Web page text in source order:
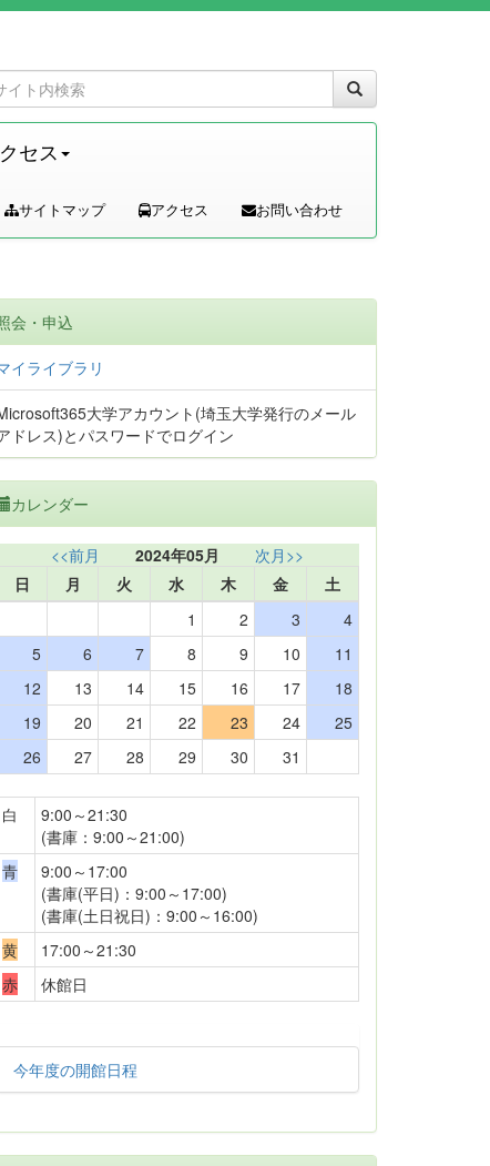
セス
サイトマップ アクセス お問い合わせ
会・申込
イライブラリ
大学アカウント(埼玉大学発行のメール
ドレス)とパスワードでログイン
カレンダー
<<前月 2024年05月
次月>>
日
月 火 水 木 金
土
1
2 3
4
5
6 7 8 9 10
11
12
13 14 15 16 17
18
19
20 21 22 23 24
25
26
27 28 29 30 31
白
9:00～21:30
(書庫：9:00～21:00)
青
9:00～17:00
(書庫(平日)：9:00～17:00)
(書庫(土日祝日)：9:00～16:00)
黄
17:00～21:30
赤
休館日
今年度の開館日程